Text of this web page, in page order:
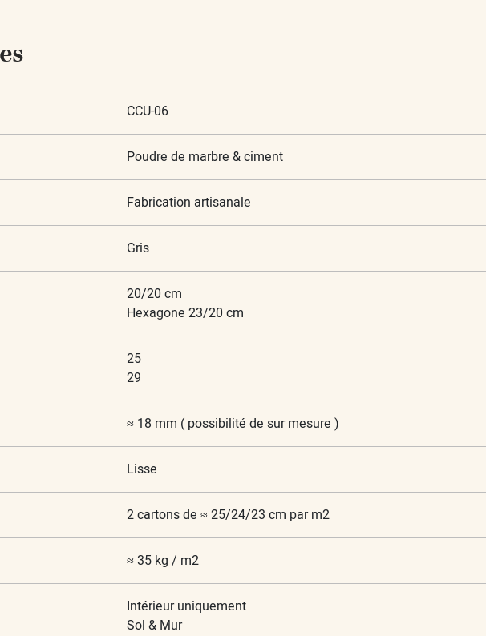
CCU-06
Poudre de marbre & ciment
Fabrication artisanale
Gris
20/20 cm
Hexagone 23/20 cm
25
29
≈ 18 mm ( possibilité de sur mesure )
Lisse
2 cartons de ≈ 25/24/23 cm par m2
≈ 35 kg / m2
Intérieur uniquement
Sol & Mur